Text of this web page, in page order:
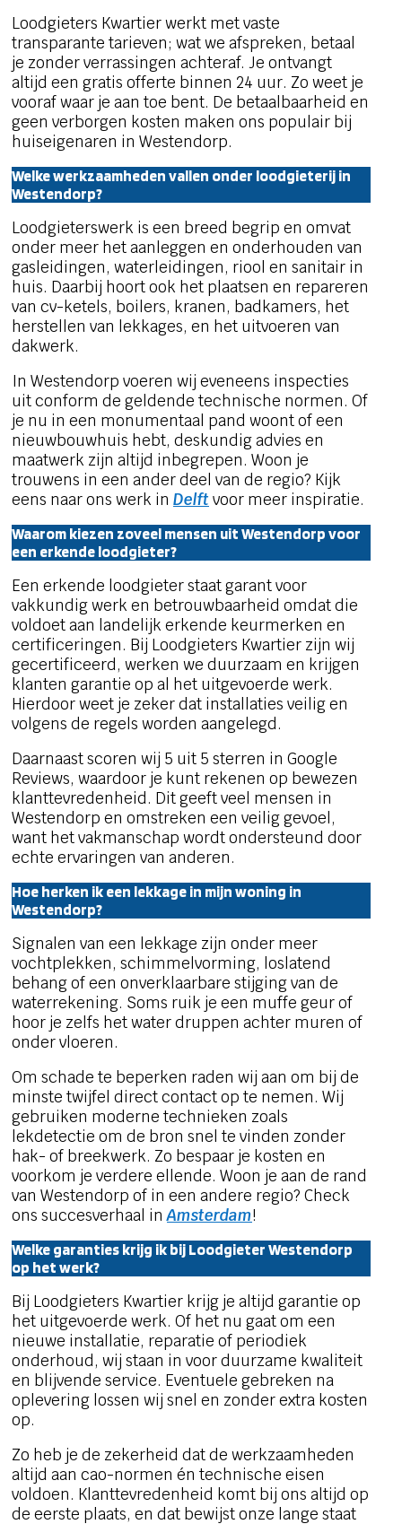
Loodgieters Kwartier werkt met vaste
transparante tarieven; wat we afspreken, betaal
je zonder verrassingen achteraf. Je ontvangt
altijd een gratis offerte binnen 24 uur. Zo weet je
vooraf waar je aan toe bent. De betaalbaarheid en
geen verborgen kosten maken ons populair bij
huiseigenaren in Westendorp.
Welke werkzaamheden vallen onder loodgieterij in
Westendorp?
Loodgieterswerk is een breed begrip en omvat
onder meer het aanleggen en onderhouden van
gasleidingen, waterleidingen, riool en sanitair in
huis. Daarbij hoort ook het plaatsen en repareren
van cv-ketels, boilers, kranen, badkamers, het
herstellen van lekkages, en het uitvoeren van
dakwerk.
In Westendorp voeren wij eveneens inspecties
uit conform de geldende technische normen. Of
je nu in een monumentaal pand woont of een
nieuwbouwhuis hebt, deskundig advies en
maatwerk zijn altijd inbegrepen. Woon je
trouwens in een ander deel van de regio? Kijk
eens naar ons werk in Delft voor meer inspiratie.
Waarom kiezen zoveel mensen uit Westendorp voor
een erkende loodgieter?
Een erkende loodgieter staat garant voor
vakkundig werk en betrouwbaarheid omdat die
voldoet aan landelijk erkende keurmerken en
certificeringen. Bij Loodgieters Kwartier zijn wij
gecertificeerd, werken we duurzaam en krijgen
klanten garantie op al het uitgevoerde werk.
Hierdoor weet je zeker dat installaties veilig en
volgens de regels worden aangelegd.
Daarnaast scoren wij 5 uit 5 sterren in Google
Reviews, waardoor je kunt rekenen op bewezen
klanttevredenheid. Dit geeft veel mensen in
Westendorp en omstreken een veilig gevoel,
want het vakmanschap wordt ondersteund door
echte ervaringen van anderen.
Hoe herken ik een lekkage in mijn woning in
Westendorp?
Signalen van een lekkage zijn onder meer
vochtplekken, schimmelvorming, loslatend
behang of een onverklaarbare stijging van de
waterrekening. Soms ruik je een muffe geur of
hoor je zelfs het water druppen achter muren of
onder vloeren.
Om schade te beperken raden wij aan om bij de
minste twijfel direct contact op te nemen. Wij
gebruiken moderne technieken zoals
lekdetectie om de bron snel te vinden zonder
hak- of breekwerk. Zo bespaar je kosten en
voorkom je verdere ellende. Woon je aan de rand
van Westendorp of in een andere regio? Check
ons succesverhaal inAmsterdam!
Welke garanties krijg ik bij Loodgieter Westendorp
op het werk?
Bij Loodgieters Kwartier krijg je altijd garantie op
het uitgevoerde werk. Of het nu gaat om een
nieuwe installatie, reparatie of periodiek
onderhoud, wij staan in voor duurzame kwaliteit
en blijvende service. Eventuele gebreken na
oplevering lossen wij snel en zonder extra kosten
op.
Zo heb je de zekerheid dat de werkzaamheden
altijd aan cao-normen én technische eisen
voldoen. Klanttevredenheid komt bij ons altijd op
de eerste plaats, en dat bewijst onze lange staat